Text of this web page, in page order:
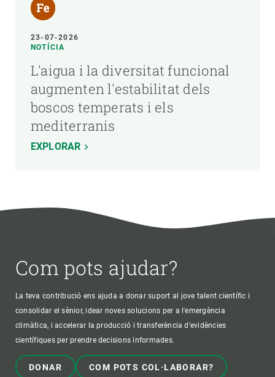
23-07-2026
NOTÍCIA
L'aigua i la diversitat funcional
augmenten l'estabilitat dels
boscos temperats i els
mediterranis
EXPLORAR
Com pots ajudar?
La teva contribució ens ajuda a donar suport al jove talent científic i
consolidar el sènior, idear noves solucions per a l'emergència
climàtica, i accelerar la producció i transferència d’evidències
científiques per prendre decisions informades.
DONAR COM POTS COL·LABORAR?